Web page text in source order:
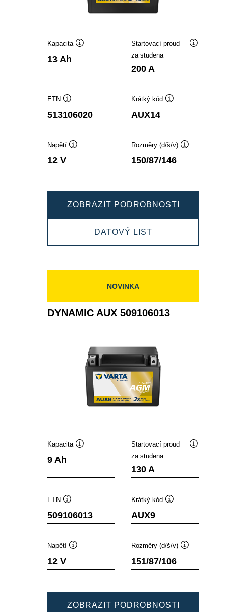
Kapacita
13 Ah
Startovací proud
za studena
200 A
ETN
nástroje
513106020
Krátký kód
AUX14
Napětí
12 V
Rozměry (d/š/v)
150/87/146
ZOBRAZIT PODROBNOSTI
AUX
DATOVÝ LISTDYNAMIC
AUX
NOVINKA
DYNAMIC AUX 509106013
Kapacita
9 Ah
Startovací proud
za studena
130 A
ETN
nástroje
509106013
Krátký kód
AUX9
Napětí
12 V
Rozměry (d/š/v)
151/87/106
ZOBRAZIT PODROBNOSTI